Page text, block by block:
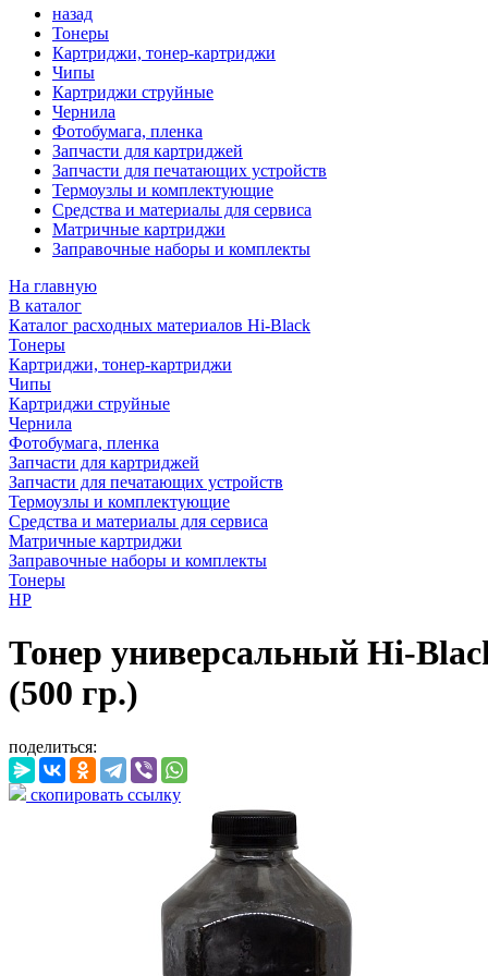
назад
Тонеры
Картриджи, тонер-картриджи
Чипы
Картриджи струйные
Чернила
Фотобумага, пленка
Запчасти для картриджей
Запчасти для печатающих устройств
Термоузлы и комплектующие
Средства и материалы для сервиса
Матричные картриджи
Заправочные наборы и комплекты
На главную
В каталог
Каталог расходных материалов Hi-Black
Тонеры
Картриджи, тонер-картриджи
Чипы
Картриджи струйные
Чернила
Фотобумага, пленка
Запчасти для картриджей
Запчасти для печатающих устройств
Термоузлы и комплектующие
Средства и материалы для сервиса
Матричные картриджи
Заправочные наборы и комплекты
Тонеры
HP
Тонер универсальный Hi-
(500 гр.)
поделиться:
скопировать ссылку